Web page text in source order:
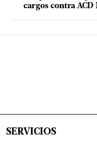
cargos contra ACD
SERVICIOS